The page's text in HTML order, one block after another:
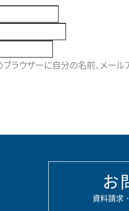
ラウザーに自分の名前、メール
お
資料請求